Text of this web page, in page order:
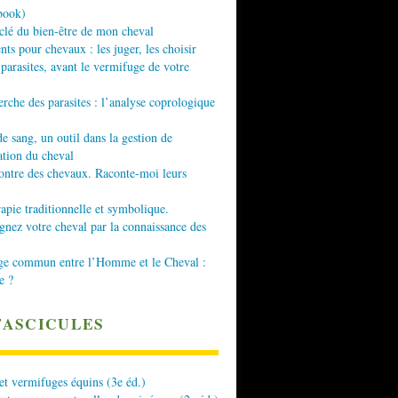
du bien-être de mon cheval
pour chevaux : les juger, les choisir
avant le vermifuge de votre
des parasites : l’analyse coprologique
sang, un outil dans la gestion de
du cheval
des chevaux. Raconte-moi leurs
traditionnelle et symbolique.
votre cheval par la connaissance des
commun entre l’Homme et le Cheval :
?
vermifuges équins (3e éd.)